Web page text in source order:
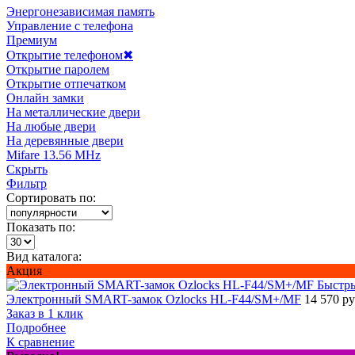
Энергонезависимая память
Управление с телефона
Премиум
Открытие телефоном✖
Открытие паролем
Открытие отпечатком
Онлайн замки
На металлические двери
На любые двери
На деревянные двери
Mifare 13.56 MHz
Скрыть
Фильтр
Сортировать по:
Показать по:
Вид каталога:
Акция
Электронный SMART-замок Ozlocks HL-F44/SM+/MF 14 570
Заказ в 1 клик
Подробнее
К сравнение